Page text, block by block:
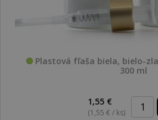
Plastová fľaša biela, bielo-
300 ml
1,55 €
(1,55 € / ks)